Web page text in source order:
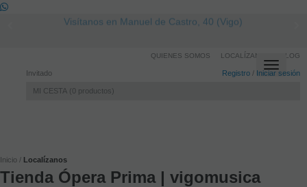
Visítanos en Manuel de Castro, 40 (Vigo)
Invitado Registro / Iniciar sesión
MI CESTA 0 productos
QUIENES SOMOS LOCALÍZANOS BLOG
Toggle
Inicio Localízanos
Tienda Ópera Prima | vigomusica